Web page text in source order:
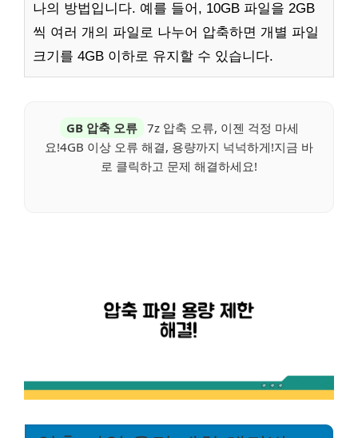
나의 방법입니다. 예를 들어, 10GB 파일을 2GB
씩 여러 개의 파일로 나누어 압축하면 개별 파일
크기를 4GB 이하로 유지할 수 있습니다.
GB 압축 오류
7z 압축 오류, 이젠 걱정 마세
요!4GB 이상 오류 해결, 용량까지 넉넉하게!지금 바
로 클릭하고 문제 해결하세요!